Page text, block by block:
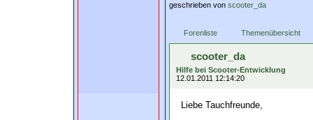
geschrieben von scooter_da
Forenliste Themenübersicht
scooter_da
Hilfe bei Scooter-Entwicklung
12.01.2011 12:14:20
Liebe Tauchfreunde,